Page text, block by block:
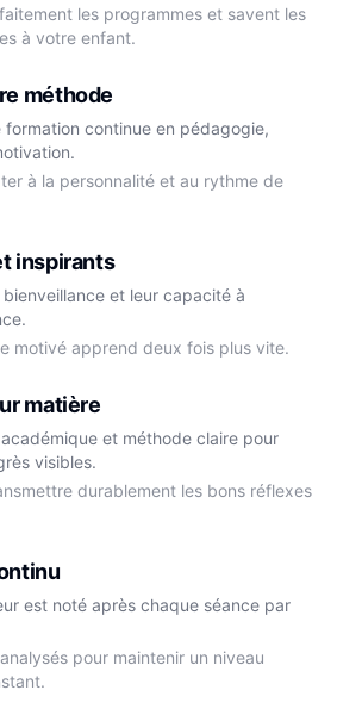
les programmes et savent les
à votre enfant.
méthode
formation continue en pédagogie,
à la personnalité et au rythme de
inspirants
bienveillance et leur capacité à
motivé apprend deux fois plus vite.
matière
et méthode claire pour
visibles.
durablement les bons réflexes
est noté après chaque séance par
pour maintenir un niveau